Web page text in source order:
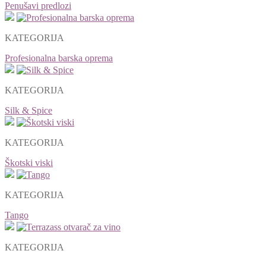
Penušavi predlozi
KATEGORIJA
Profesionalna barska oprema
KATEGORIJA
Silk & Spice
KATEGORIJA
Škotski viski
KATEGORIJA
Tango
KATEGORIJA